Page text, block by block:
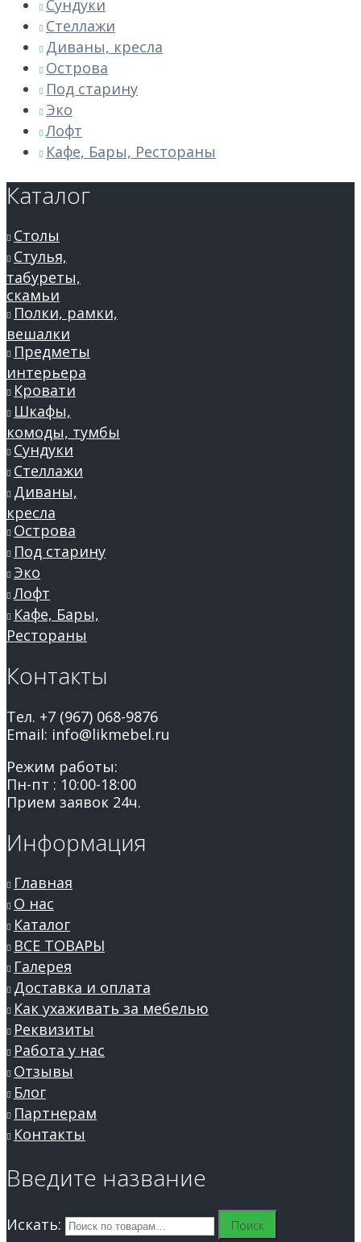
Сундуки
Стеллажи
Диваны, кресла
Острова
Под старину
Эко
Лофт
Кафе, Бары, Рестораны
Каталог
Столы
Стулья,
табуреты,
скамьи
Полки, рамки,
вешалки
Предметы
интерьера
Кровати
Шкафы,
комоды, тумбы
Сундуки
Стеллажи
Диваны,
кресла
Острова
Под старину
Эко
Лофт
Кафе, Бары,
Рестораны
Контакты
Тел. +7 (967) 068-9876
Email: info@likmebel.ru
Режим работы:
Пн-пт : 10:00-18:00
Прием заявок 24ч.
Информация
Главная
О нас
Каталог
ВСЕ ТОВАРЫ
Галерея
Доставка и оплата
Как ухаживать за мебелью
Реквизиты
Работа у нас
Отзывы
Блог
Партнерам
Контакты
Введите название
Искать: Поиск